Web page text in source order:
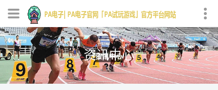
资讯中心